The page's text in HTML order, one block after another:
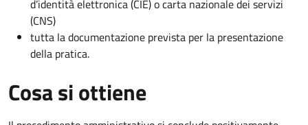
d’identità elettronica (CIE) o carta nazionale dei servizi
(CNS)
tutta la documentazione prevista per la presentazione
della pratica.
Cosa si ottiene